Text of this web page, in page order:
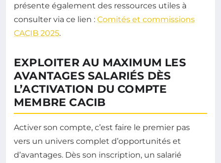
présente également des ressources utiles à
consulter via ce lien : Comités et commissions
CACIB 2025.
EXPLOITER AU MAXIMUM LES
AVANTAGES SALARIÉS DÈS
L’ACTIVATION DU COMPTE
MEMBRE CACIB
Activer son compte, c’est faire le premier pas
vers un univers complet d’opportunités et
d’avantages. Dès son inscription, un salarié